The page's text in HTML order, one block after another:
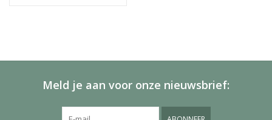
Meld je aan voor onze nieuwsbrief: